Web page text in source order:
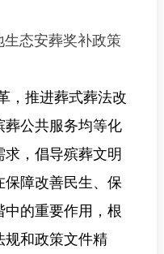
生态安葬奖补政策
，推进葬式葬法改
葬公共服务均等化
，倡导殡葬文明
保障改善民生、保
的重要作用， 根
规和政策文件精